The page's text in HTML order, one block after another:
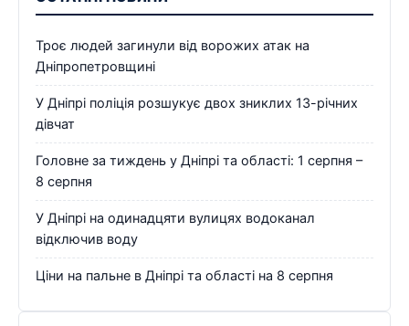
Троє людей загинули від ворожих атак на
Дніпропетровщині
У Дніпрі поліція розшукує двох зниклих 13-річних
дівчат
Головне за тиждень у Дніпрі та області: 1 серпня –
8 серпня
У Дніпрі на одинадцяти вулицях водоканал
відключив воду
Ціни на пальне в Дніпрі та області на 8 серпня